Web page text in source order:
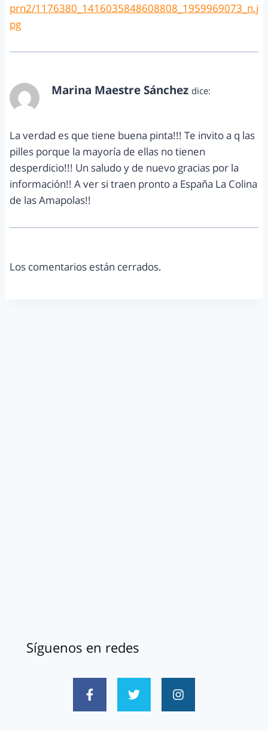
prn2/1176380_1416035848608808_1959969073_n.j
pg
Marina Maestre Sánchez dice:
La verdad es que tiene buena pinta!!! Te invito a q las
pilles porque la mayoría de ellas no tienen
desperdicio!!! Un saludo y de nuevo gracias por la
información!! A ver si traen pronto a España La Colina
de las Amapolas!!
Los comentarios están cerrados.
Síguenos en redes